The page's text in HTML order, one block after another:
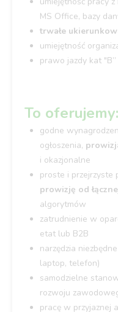
MS Office, bazy
trwałe
umiejętność
prawo jazdy kat "B”
To oferujemy:
godne
ogłoszenia,
i okazjonalne
proste i przejrzyste
prowizję od
algorytmów
zatrudnienie w
etat lub B2B
narzędzia
laptop, telefon)
samodzielne
rozwoju
pracę w przyjaznej